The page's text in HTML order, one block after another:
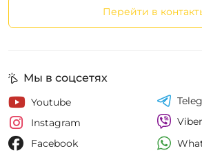
Перейти в
Мы в соцсетях
Youtube
Instagram
Facebook
Viber